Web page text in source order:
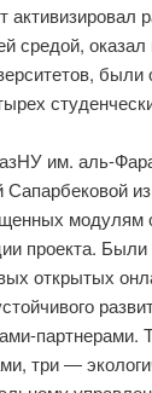
средой,
были
им. аль-
модулям
проекта.
открытых
три ―